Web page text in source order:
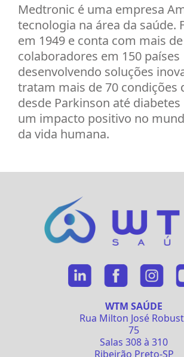
Medtronic é uma empresa
tecnologia na área da saúde.
em 1949 e conta com mais
colaboradores em 150 países
desenvolvendo soluções
tratam mais de 70 condições
desde Parkinson até
um impacto positivo no
da vida humana.
WTM SAÚDE
Rua Milton José
75
Salas 308 à 310
Ribeirão Preto-SP